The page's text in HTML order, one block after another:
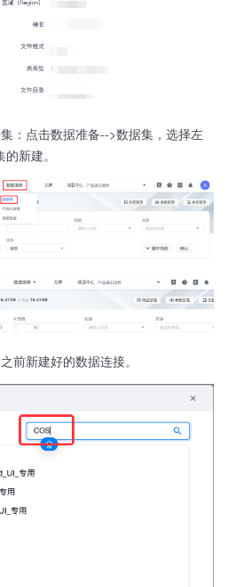
：点击数据准备-->数据集，选择左
新建。
前新建好的数据连接。